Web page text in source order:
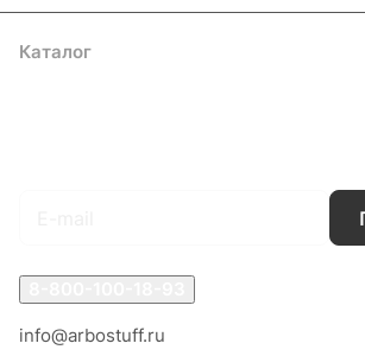
Каталог
info@arbostuff.ru